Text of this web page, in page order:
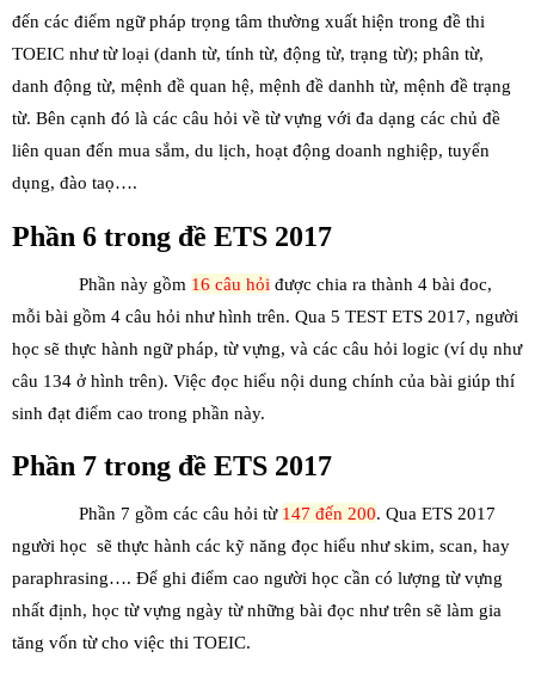
đến các điểm ngữ pháp trọng tâm thường xuất hiện trong đề thi
TOEIC như từ loại (danh từ, tính từ, động từ, trạng từ); phân từ,
danh động từ, mệnh đề quan hệ, mệnh đề danhh từ, mệnh đề trạng
từ. Bên cạnh đó là các câu hỏi về từ vựng với đa dạng các chủ đề
liên quan đến mua sắm, du lịch, hoạt động doanh nghiệp, tuyển
dụng, đào taọ….
Phần 6 trong đề ETS 2017
Phần này gồm 16 câu hỏi được chia ra thành 4 bài đoc,
mỗi bài gồm 4 câu hỏi như hình trên. Qua 5 TEST ETS 2017, người
học sẽ thực hành ngữ pháp, từ vựng, và các câu hỏi logic (ví dụ như
câu 134 ở hình trên). Việc đọc hiểu nội dung chính của bài giúp thí
sinh đạt điểm cao trong phần này.
Phần 7 trong đề ETS 2017
Phần 7 gồm các câu hỏi từ 147 đến 200. Qua ETS 2017
người học sẽ thực hành các kỹ năng đọc hiểu như skim, scan, hay
paraphrasing…. Để ghi điểm cao người học cần có lượng từ vựng
nhất định, học từ vựng ngày từ những bài đọc như trên sẽ làm gia
tăng vốn từ cho việc thi TOEIC.